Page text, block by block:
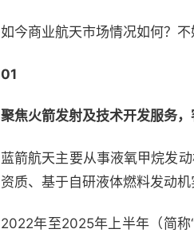
如今商业航天市场情况如何？不
01
聚焦火箭发射及技术开发服务
蓝箭航天主要从事液氧甲烷发
资质、基于自研液体燃料发动
2022年至2025年上半年（简称